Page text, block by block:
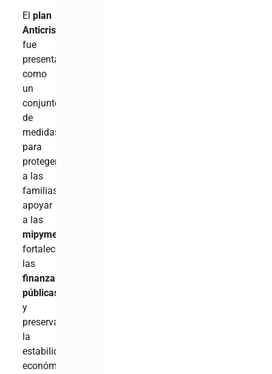
Elplan
Anticrisis
fue
presentado
como
un
conjunto
de
medidas
para
proteger
a las
familias,
apoyar
a las
mipymes
fortalecer
las
finanzas
públicas
y
preservar
la
estabilidad
económica.